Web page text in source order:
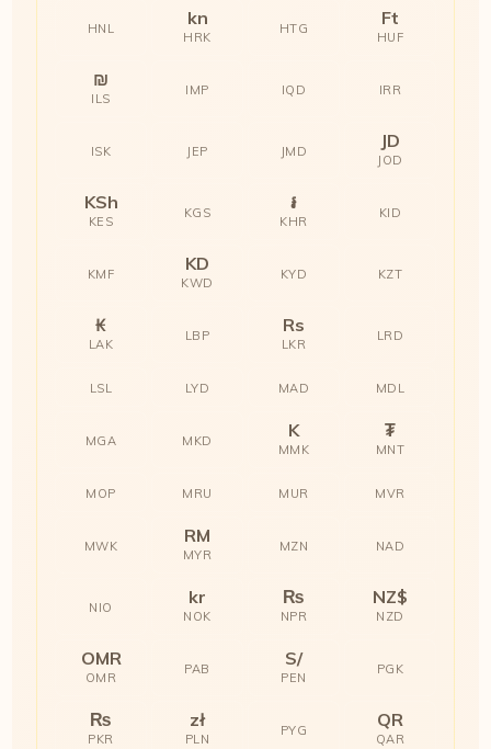
HNL kn
HRK
HTG Ft
HUF
₪
ILS
IMP IQD IRR
ISK JEP JMD JD
JOD
KSh
KES
KGS ៛
KHR
KID
KMF KD
KWD
KYD KZT
₭
LAK
LBP Rs
LKR
LRD
LSL LYD MAD MDL
MGA MKD K
MMK
₮
MNT
MOP MRU MUR MVR
MWK RM
MYR
MZN NAD
NIO kr
NOK
₨
NPR
NZ$
NZD
OMR
OMR
PAB S/
PEN
PGK
₨
PKR
zł
PLN
PYG QR
QAR